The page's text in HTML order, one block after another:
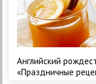
Английский
«Праздничные